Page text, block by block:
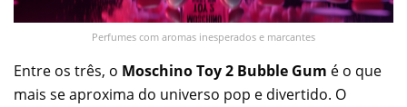
Perfumes com aromas inesperados e marcantes
Entre os três, o Moschino Toy 2 Bubble Gum é o que
mais se aproxima do universo pop e divertido. O